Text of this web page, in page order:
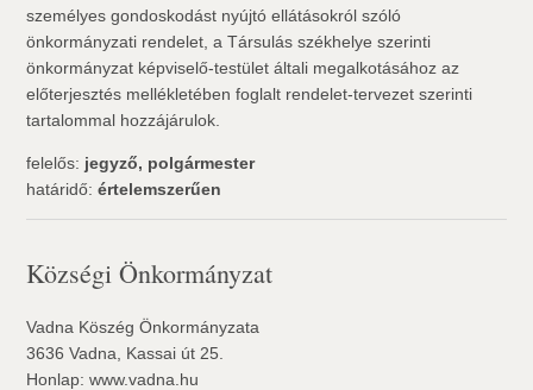
személyes gondoskodást nyújtó ellátásokról szóló
önkormányzati rendelet, a Társulás székhelye szerinti
önkormányzat képviselő-testület általi megalkotásához az
előterjesztés mellékletében foglalt rendelet-tervezet szerinti
tartalommal hozzájárulok.
felelős: jegyző, polgármester
határidő:értelemszerűen
Községi Önkormányzat
Vadna Köszég Önkormányzata
3636 Vadna, Kassai út 25.
Honlap: www.vadna.hu